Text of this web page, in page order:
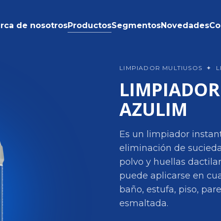
de nosotrosProductosSegmentosNovedades
LIMPIADOR MULTIUSOS ✦
AZULIM
Es un limpiador
eliminación de
polvo y huellas
puede aplicarse en
baño, estufa, piso,
esmaltada.